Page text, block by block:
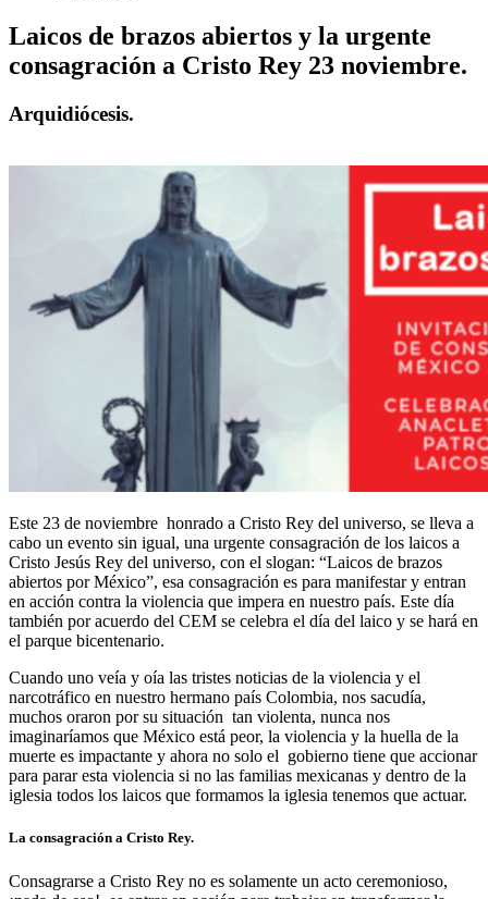
Laicos de brazos abiertos y la urgente
consagración a Cristo Rey 23 noviembre.
Arquidiócesis.
Este 23 de noviembre honrado a Cristo Rey del universo, se lleva a
cabo un evento sin igual, una urgente consagración de los laicos a
Cristo Jesús Rey del universo, con el slogan: “Laicos de brazos
abiertos por México”, esa consagración es para manifestar y entran
en acción contra la violencia que impera en nuestro país. Este día
también por acuerdo del CEM se celebra el día del laico y se hará en
el parque bicentenario.
Cuando uno veía y oía las tristes noticias de la violencia y el
narcotráfico en nuestro hermano país Colombia, nos sacudía,
muchos oraron por su situación tan violenta, nunca nos
imaginaríamos que México está peor, la violencia y la huella de la
muerte es impactante y ahora no solo el gobierno tiene que accionar
para parar esta violencia si no las familias mexicanas y dentro de la
iglesia todos los laicos que formamos la iglesia tenemos que actuar.
La consagración a Cristo Rey.
Consagrarse a Cristo Rey no es solamente un acto ceremonioso,